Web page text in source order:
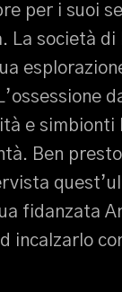
per i suoi
La società
e
Ben
fidanzata
incalzarlo